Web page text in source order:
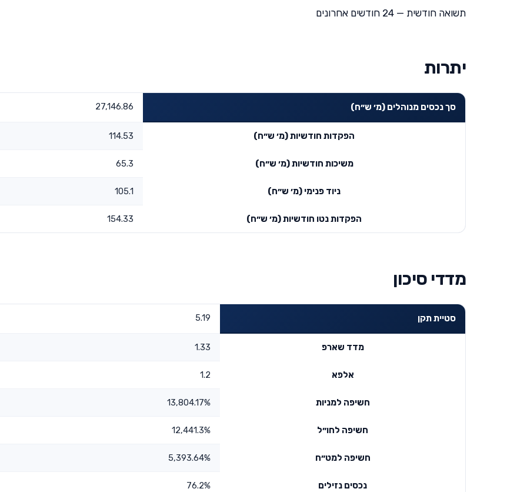
תשואה חודשית — 24 חודשים אחרונים
יתרות
סך נכסים מנוהלים (מ׳ ש״ח) 27,146.86
הפקדות חודשיות (מ׳ ש״ח) 114.53
משיכות חודשיות (מ׳ ש״ח) 65.3
ניוד פנימי (מ׳ ש״ח) 105.1
הפקדות נטו חודשיות (מ׳ ש״ח) 154.33
מדדי סיכון
סטיית תקן 5.19
מדד שארפ 1.33
אלפא 1.2
חשיפה למניות 13,804.17%
חשיפה לחו״ל 12,441.3%
חשיפה למט״ח 5,393.64%
נכסים נזילים 76.2%